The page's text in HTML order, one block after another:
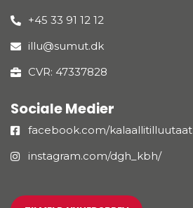
+45 33 91 12 12
illu@sumut.dk
CVR: 47337828
Sociale Medier
facebook.com/kalaallitilluutaat
instagram.com/dgh_kbh/